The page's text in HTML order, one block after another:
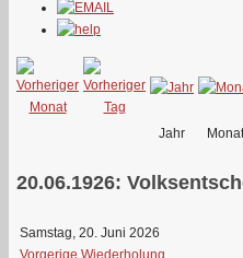
Jahr Monat
20.06.1926:
Samstag, 20. Juni 2026
Vorgerige Wiederholung